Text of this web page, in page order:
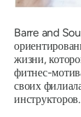
Barre and
жизни,
фитнес-
своих
инструкторов.